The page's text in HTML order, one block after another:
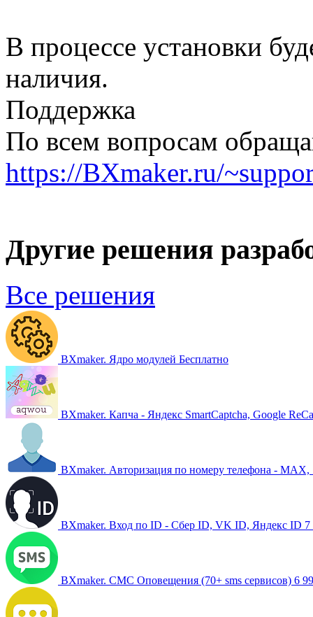
В процессе установки
наличия.
Поддержка
По всем вопросам
https://BXmaker.ru/
Другие решения
Все решения
BXmaker. Ядро модулей Бесплатно
BXmaker. Капча - Яндекс SmartCaptcha, Google
BXmaker. Авторизация по номеру телефона - MAX,
BXmaker. Вход по ID - Сбер ID, VK ID, Яндекс ID 7
BXmaker. СМС Оповещения (70+ sms сервисов) 6